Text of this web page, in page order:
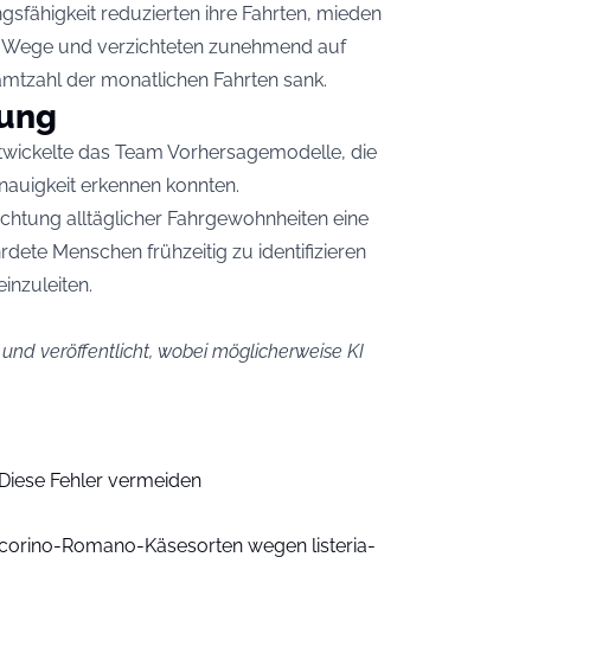
reduzierten ihre Fahrten, mieden
und verzichteten zunehmend auf
der monatlichen Fahrten sank.
das Team Vorhersagemodelle, die
erkennen konnten.
alltäglicher Fahrgewohnheiten eine
Menschen frühzeitig zu identifizieren
veröffentlicht, wobei möglicherweise KI
Fehler vermeiden
Romano-Käsesorten wegen listeria-